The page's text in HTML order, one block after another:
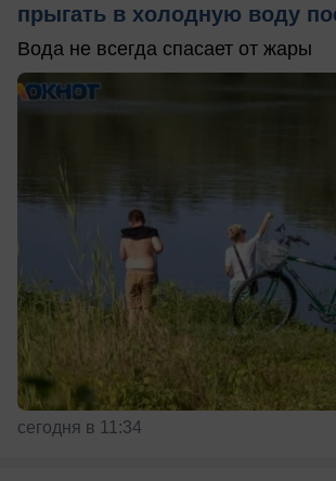
прыгать в холодную воду
Вода не всегда спасает от жары
сегодня в 11:34